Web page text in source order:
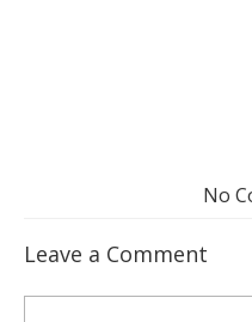
No
Leave a Comment